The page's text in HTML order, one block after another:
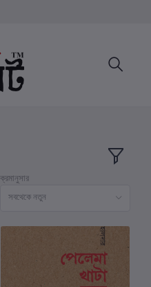
ক্রমানুসার
সবথেকে নতুন